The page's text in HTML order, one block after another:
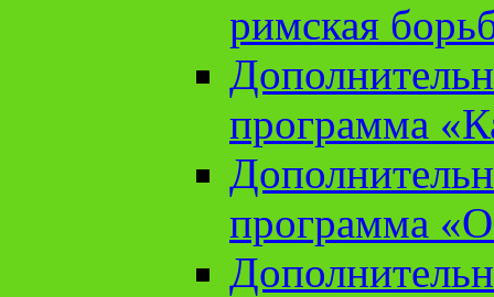
римская
программа
программа